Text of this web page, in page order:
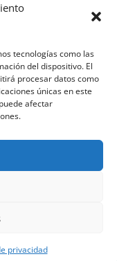
tecnologías como las
del dispositivo. El
procesar datos como
únicas en este
afectar
privacidad
Paciente